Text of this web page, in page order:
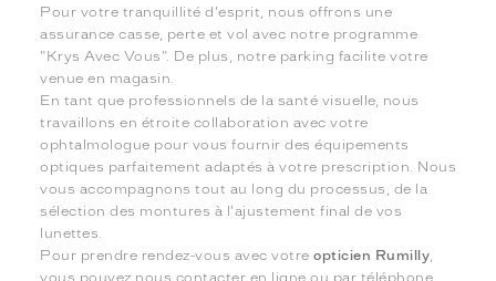
Pour votre tranquillité d'esprit, nous offrons une
assurance casse, perte et vol avec notre programme
"Krys Avec Vous". De plus, notre parking facilite votre
venue en magasin.
En tant que professionnels de la santé visuelle, nous
travaillons en étroite collaboration avec votre
ophtalmologue pour vous fournir des équipements
optiques parfaitement adaptés à votre prescription. Nous
vous accompagnons tout au long du processus, de la
sélection des montures à l'ajustement final de vos
lunettes.
Pour prendre rendez-vous avec votreopticien Rumilly
vous pouvez nous contacter en ligne ou par téléphone.